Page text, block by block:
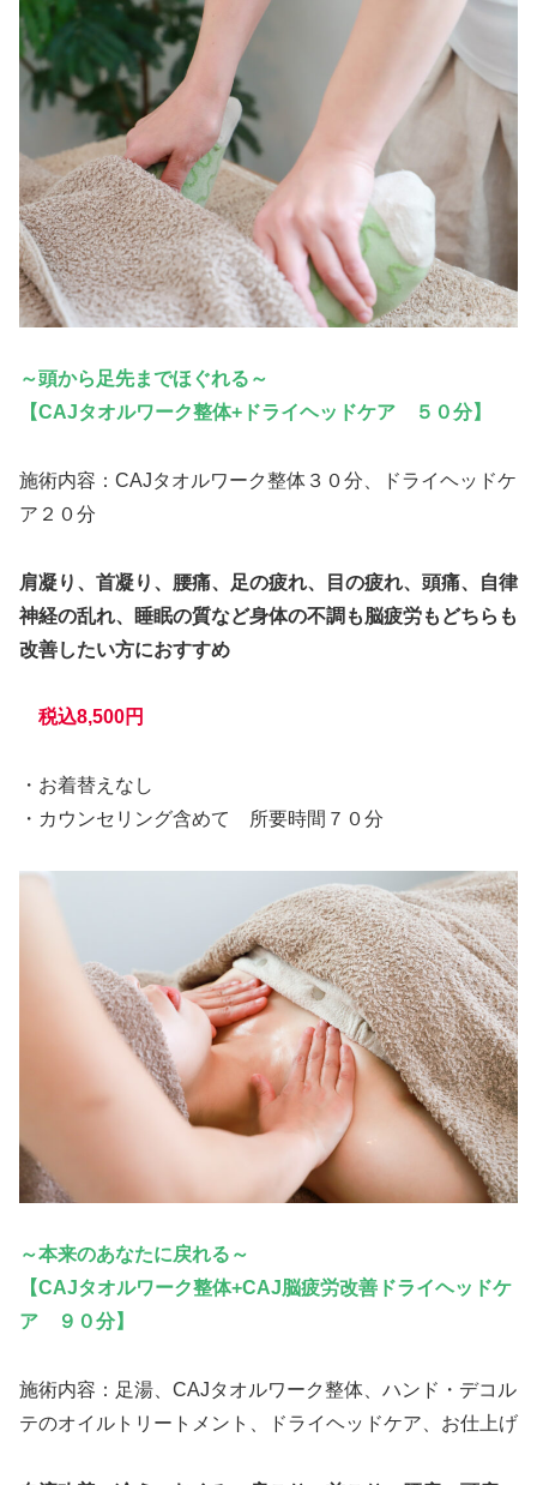
～頭から足先までほぐれる～
【CAJタオルワーク整体+ドライヘッドケア ５０分】
施術内容：CAJタオルワーク整体３０分、ドライヘッドケ
ア２０分
肩凝り、首凝り、腰痛、足の疲れ、目の疲れ、頭痛、自律
神経の乱れ、睡眠の質など身体の不調も脳疲労もどちらも
改善したい方におすすめ
税込8,500円
・お着替えなし
・カウンセリング含めて 所要時間７０分
～本来のあなたに戻れる～
【CAJタオルワーク整体+CAJ脳疲労改善ドライヘッドケ
ア ９０分】
施術内容：足湯、CAJタオルワーク整体、ハンド・デコル
テのオイルトリートメント、ドライヘッドケア、お仕上げ